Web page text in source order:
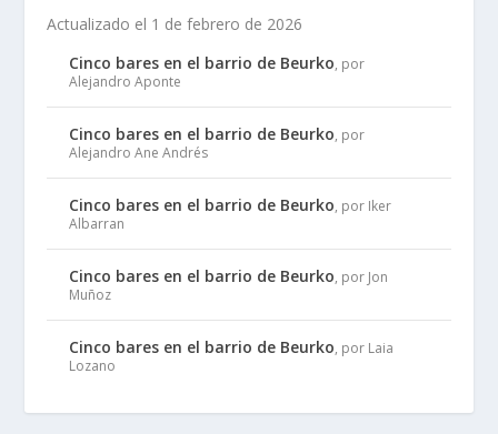
Actualizado el 1 de febrero de 2026
Cinco bares en el barrio de Beurko, por
Alejandro Aponte
Cinco bares en el barrio de Beurko, por
Alejandro Ane Andrés
Cinco bares en el barrio de Beurko, por Iker
Albarran
Cinco bares en el barrio de Beurko, por Jon
Muñoz
Cinco bares en el barrio de Beurko, por Laia
Lozano